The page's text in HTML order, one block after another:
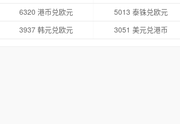
6320 港币兑欧元
5013 泰铢兑欧元
3937 韩元兑欧元 3051 美元兑港币